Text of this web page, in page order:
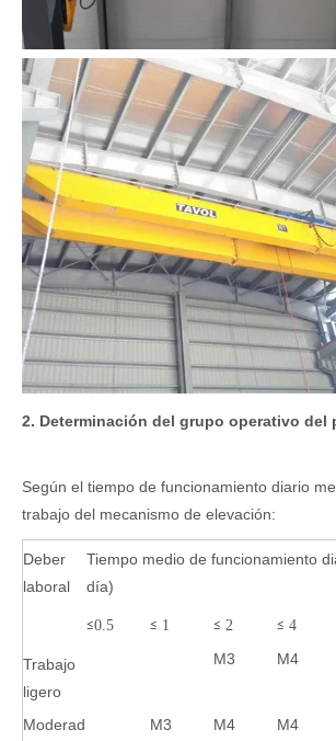
2. Determinación del grupo operativo del
Según el tiempo de funcionamiento diario
trabajo del mecanismo de elevación:
Deber
laboral
Tiempo medio de funcionamiento
día)
≤0.5 ≤ 1 ≤ 2 ≤ 4
Trabajo
ligero
M3 M4
Moderad
M3 M4 M4